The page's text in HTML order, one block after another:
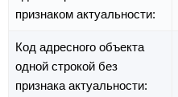
признаком актуальности:
Код адресного объекта
одной строкой без
признака актуальности: